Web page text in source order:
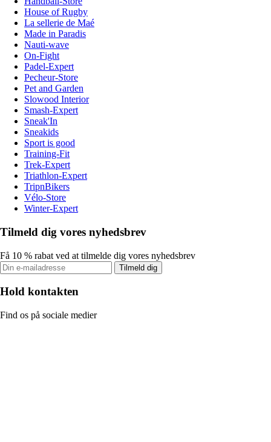
House of Rugby
La sellerie de Maé
Made in Paradis
Nauti-wave
On-Fight
Padel-Expert
Pecheur-Store
Pet and Garden
Slowood Interior
Smash-Expert
Sneak'In
Sneakids
Sport is good
Training-Fit
Trek-Expert
Triathlon-Expert
TripnBikers
Vélo-Store
Winter-Expert
Tilmeld dig vores nyhedsbrev
Få 10 % rabat ved at tilmelde dig vores nyhedsbrev
Tilmeld dig
Hold kontakten
Find os på sociale medier